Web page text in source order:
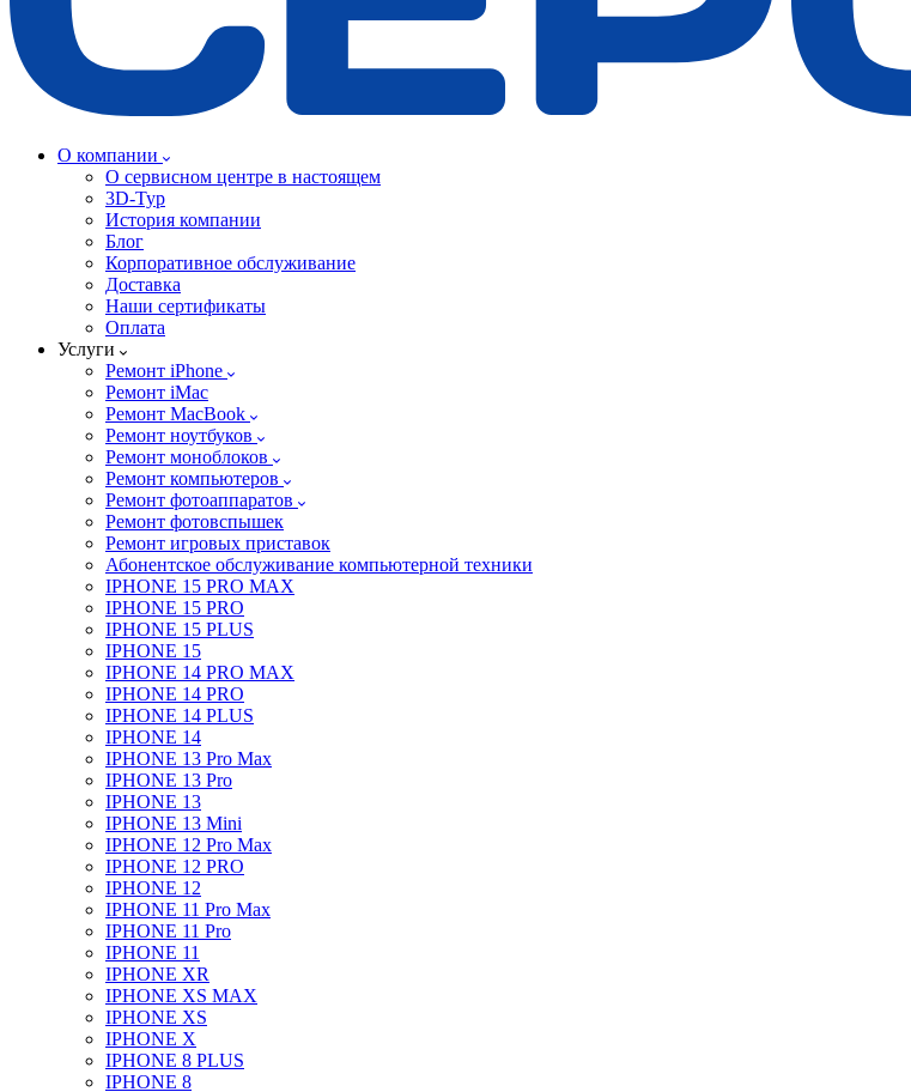
О компании
О сервисном центре в настоящем
3D-Тур
История компании
Блог
Корпоративное обслуживание
Доставка
Наши сертификаты
Оплата
Услуги
Ремонт iPhone
Ремонт iMac
Ремонт MacBook
Ремонт ноутбуков
Ремонт моноблоков
Ремонт компьютеров
Ремонт фотоаппаратов
Ремонт фотовспышек
Ремонт игровых приставок
Абонентское обслуживание компьютерной техники
IPHONE 15 PRO MAX
IPHONE 15 PRO
IPHONE 15 PLUS
IPHONE 15
IPHONE 14 PRO MAX
IPHONE 14 PRO
IPHONE 14 PLUS
IPHONE 14
IPHONE 13 Pro Max
IPHONE 13 Pro
IPHONE 13
IPHONE 13 Mini
IPHONE 12 Pro Max
IPHONE 12 PRO
IPHONE 12
IPHONE 11 Pro Max
IPHONE 11 Pro
IPHONE 11
IPHONE XR
IPHONE XS MAX
IPHONE XS
IPHONE X
IPHONE 8 PLUS
IPHONE 8